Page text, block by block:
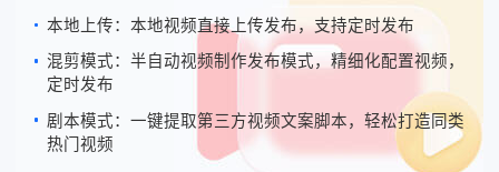
本地上传：本地视频直接上传发布，支持定时发布
混剪模式：半自动视频制作发布模式，精细化配置视频，
定时发布
剧本模式：一键提取第三方视频文案脚本，轻松打造同类
热门视频